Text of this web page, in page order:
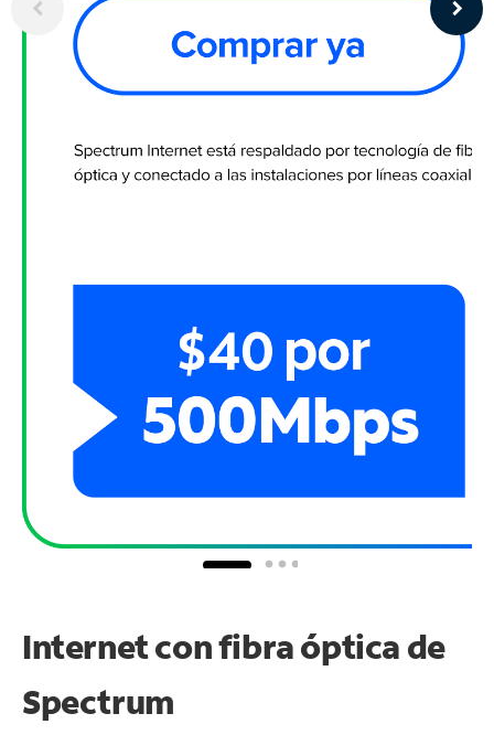
Internet con fibra óptica de
Spectrum